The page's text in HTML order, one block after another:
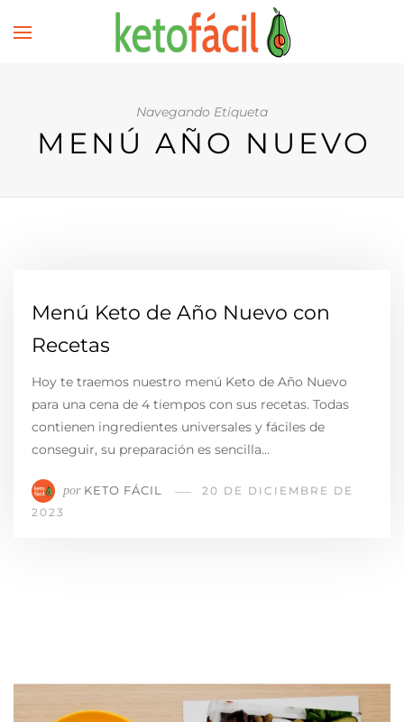
Navegando Etiqueta
MENÚ AÑO NUEVO
Menú Keto de Año Nuevo con
Recetas
Hoy te traemos nuestro menú Keto de Año Nuevo
para una cena de 4 tiempos con sus recetas. Todas
contienen ingredientes universales y fáciles de
conseguir, su preparación es sencilla…
por KETO FÁCIL
20 DE DICIEMBRE DE
2023